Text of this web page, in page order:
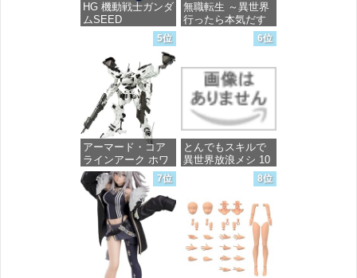
HG 機動戦士ガンダ
ムSEED
FREEDOM マイテ
ィーストライクフ
リーダムガンダム
1/144スケール 色分
け済みプラモデル
価格：¥4,800
無職転生 ～異世界
行ったら本気だす
～ 20 (MFコミック
ス フラッパーシ
価格：¥748
5位
アーマード・コア
ラインアーク ホワ
イト・グリント 全
高約160mm 1/72ス
ケール プラモデル
価格：¥7,367
6位
とんでもスキルで
異世界放浪メシ 10
(ガルドコミックス)
価格：¥726
7位 8位